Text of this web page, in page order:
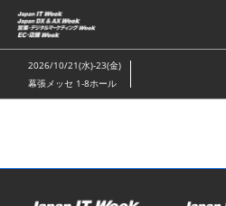
ス
キ
ッ
し
む
2026/10/21(水)-23(金)
幕張メッセ 1-8ホール